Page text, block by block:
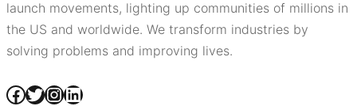
launch movements, lighting up communities of millions in
the US and worldwide. We transform industries by
solving problems and improving lives.
Facebook Twitter InstagramLinkedIn